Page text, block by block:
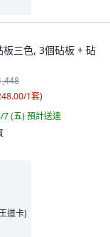
三色, 3個砧板 + 砧
1套)
7 (五)預計送達
道卡)